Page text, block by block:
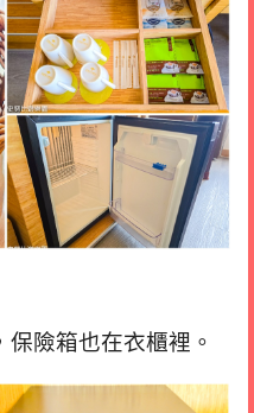
險箱也在衣櫃裡。